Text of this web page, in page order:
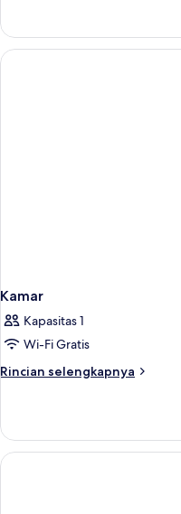
Kamar
Double
atau
Kamar
Kapasitas 1
Wi-Fi Gratis
Rincian selengkapnya
Rincian
Kamar